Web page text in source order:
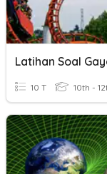
10 T 10th -